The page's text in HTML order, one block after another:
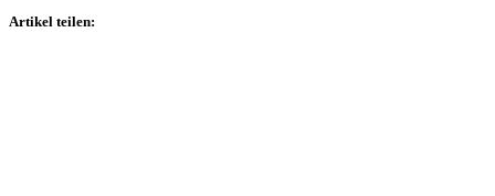
Artikel teilen: